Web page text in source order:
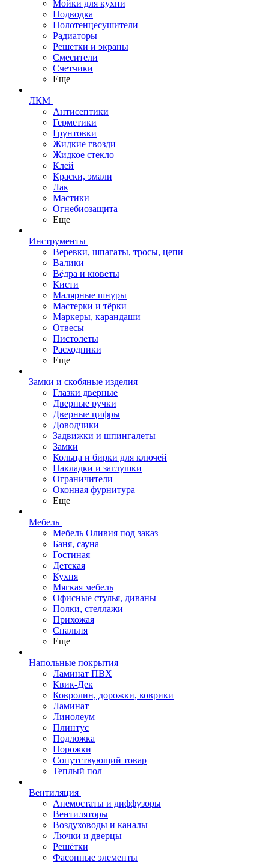
Мойки для кухни
Подводка
Полотенцесушители
Радиаторы
Решетки и экраны
Смесители
Счетчики
Еще
ЛКМ
Антисептики
Герметики
Грунтовки
Жидкие гвозди
Жидкое стекло
Клей
Краски, эмали
Лак
Мастики
Огнебиозащита
Еще
Инструменты
Веревки, шпагаты, тросы, цепи
Валики
Вёдра и кюветы
Кисти
Малярные шнуры
Мастерки и тёрки
Маркеры, карандаши
Отвесы
Пистолеты
Расходники
Еще
Замки и скобяные изделия
Глазки дверные
Дверные ручки
Дверные цифры
Доводчики
Задвижки и шпингалеты
Замки
Кольца и бирки для ключей
Накладки и заглушки
Ограничители
Оконная фурнитура
Еще
Мебель
Мебель Оливия под заказ
Баня, сауна
Гостиная
Детская
Кухня
Мягкая мебель
Офисные стулья, диваны
Полки, стеллажи
Прихожая
Спальня
Еще
Напольные покрытия
Ламинат ПВХ
Квик-Дек
Ковролин, дорожки, коврики
Ламинат
Линолеум
Плинтус
Подложка
Порожки
Сопутствующий товар
Теплый пол
Вентиляция
Анемостаты и диффузоры
Вентиляторы
Воздуховоды и каналы
Лючки и дверцы
Решётки
Фасонные элементы